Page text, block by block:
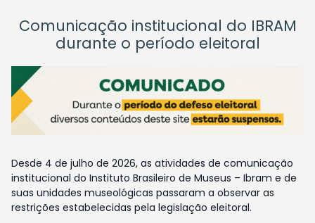
Comunicação institucional do IBRAM
durante o período eleitoral
Desde 4 de julho de 2026, as atividades de comunicação
institucional do Instituto Brasileiro de Museus – Ibram e de
suas unidades museológicas passaram a observar as
restrições estabelecidas pela legislação eleitoral.